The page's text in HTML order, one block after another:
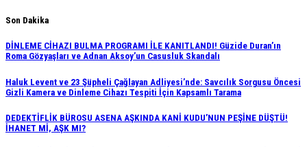
Skip
to
content
Son Dakika
DİNLEME CİHAZI BULMA PROGRAMI İLE KANITLANDI! Güzide Duran’ın
Roma Gözyaşları ve Adnan Aksoy’un Casusluk Skandalı
Haluk Levent ve 23 Şüpheli Çağlayan Adliyesi’nde: Savcılık Sorgusu Öncesi
Gizli Kamera ve Dinleme Cihazı Tespiti İçin Kapsamlı Tarama
DEDEKTİFLİK BÜROSU ASENA AŞKINDA KANİ KUDU’NUN PEŞİNE DÜŞTÜ!
İHANET Mİ, AŞK MI?